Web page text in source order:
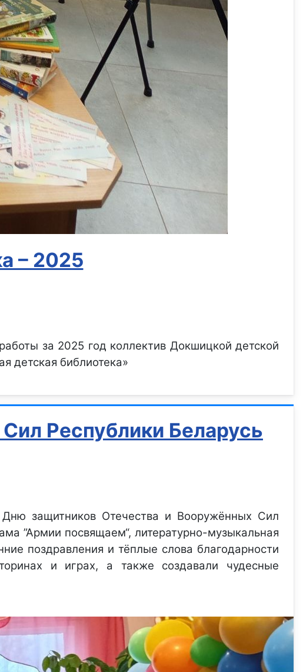
– 2025
за 2025 год коллектив Докшицкой детской
детская библиотека»
Республики Беларусь
защитников Отечества и Вооружённых Сил
”Армии посвящаем“, литературно-музыкальная
поздравления и тёплые слова благодарности
и играх, а также создавали чудесные